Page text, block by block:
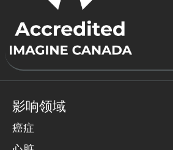
影响领域
癌症